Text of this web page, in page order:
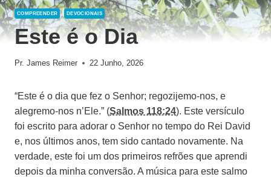
COMPREENDER DEVOCIONAIS
Este é o Dia
Pr. James Reimer 22 Junho, 2026
“Este é o dia que fez o Senhor; regozijemo-nos, e
alegremo-nos n’Ele.” (Salmos 118:24). Este versículo
foi escrito para adorar o Senhor no tempo do Rei David
e, nos últimos anos, tem sido cantado novamente. Na
verdade, este foi um dos primeiros refrões que aprendi
depois da minha conversão. A música para este salmo